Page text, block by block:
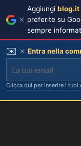
Aggiungi blog.it
preferite su
sempre
✉️ Entra nella
Clicca qui per inserire i tuoi